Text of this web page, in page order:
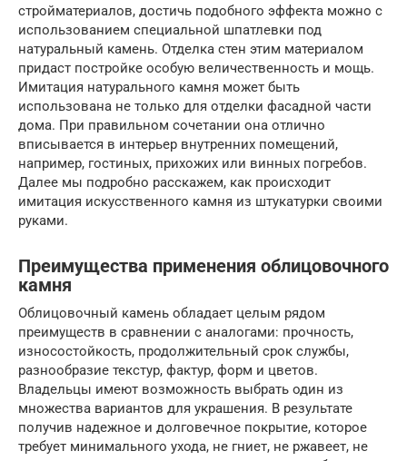
стройматериалов, достичь подобного эффекта можно с
использованием специальной шпатлевки под
натуральный камень. Отделка стен этим материалом
придаст постройке особую величественность и мощь.
Имитация натурального камня может быть
использована не только для отделки фасадной части
дома. При правильном сочетании она отлично
вписывается в интерьер внутренних помещений,
например, гостиных, прихожих или винных погребов.
Далее мы подробно расскажем, как происходит
имитация искусственного камня из штукатурки своими
руками.
Преимущества применения облицовочного
камня
Облицовочный камень обладает целым рядом
преимуществ в сравнении с аналогами: прочность,
износостойкость, продолжительный срок службы,
разнообразие текстур, фактур, форм и цветов.
Владельцы имеют возможность выбрать один из
множества вариантов для украшения. В результате
получив надежное и долговечное покрытие, которое
требует минимального ухода, не гниет, не ржавеет, не